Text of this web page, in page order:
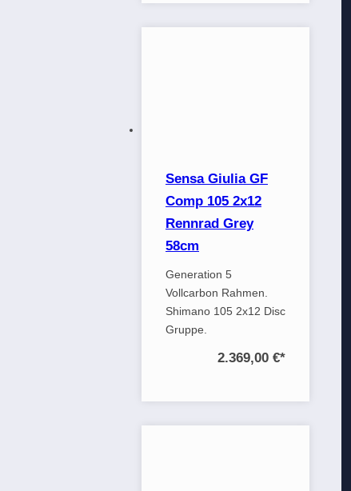
Sensa Giulia GF
Comp 105 2x12
Rennrad Grey
58cm
Generation 5
Vollcarbon Rahmen.
Shimano 105 2x12 Disc
Gruppe.
2.369,00 €*